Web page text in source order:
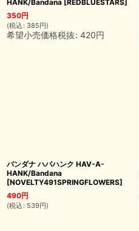
HANK/Bandana REDBLUESTARS
350円
(税込 : 385円)
希望小売価格税抜: 420円
バンダナ ハバハンク HAV-A-
HANK/Bandana
[NOVELTY491SPRINGFLOWERS]
490円
(税込 : 539円)